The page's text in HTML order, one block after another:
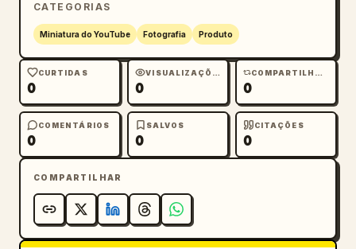
CATEGORIAS
Miniatura do YouTube Fotografia Produto
CURTIDAS
0
VISUALIZAÇÕES
0
COMPARTILHAMENTOS
0
COMENTÁRIOS
0
SALVOS
0
CITAÇÕES
0
COMPARTILHAR